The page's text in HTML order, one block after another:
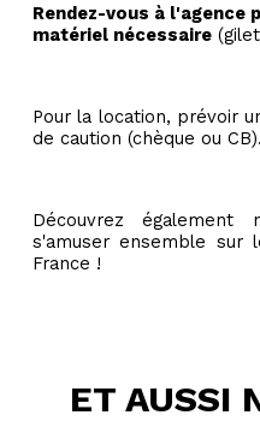
Rendez-vous à l'agence
matériel nécessaire
Pour la location, prévoir
de caution (chèque ou CB).
Découvrez
s'amuser ensemble sur
France !
ET AUSSI